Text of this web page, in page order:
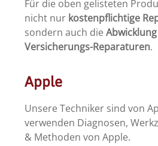
Für die oben gelisteten
nicht nur kostenpflichtige
sondern auch die
Versicherungs-Reparaturen.
Apple
Unsere Techniker sind von
verwenden Diagnosen,
& Methoden von Apple.